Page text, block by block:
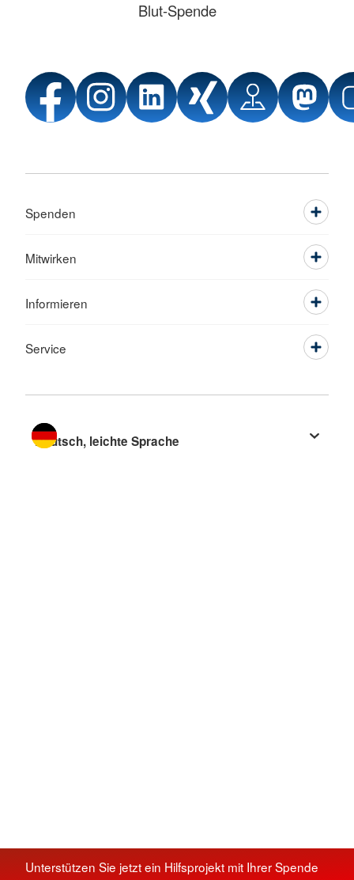
Unterstützen Sie jetzt ein Hilfsprojekt mit Ihrer Spende
Blut-Spende
Spenden
Mitwirken
Informieren
Service
Sprache wechseln zu